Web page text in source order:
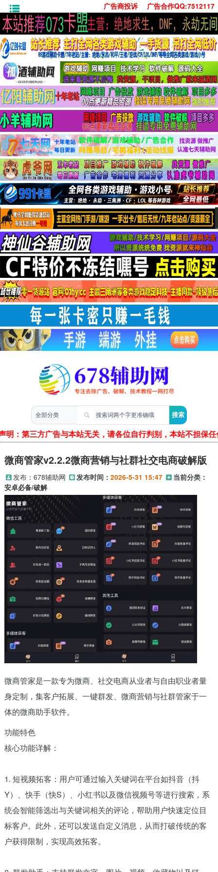
广告商投诉 广告合作QQ:7512117
首页
技术学习
安卓绿化
单机游戏
社交娱乐
系统工具
活动线报
常用办公
源码收集
值得一看
两性情感
明：第三方广告与本站无关，请各位自行判别，本站不担保
微商管家v2.2.2微商营销与社群社交电商破解版
发布： 678辅助网 发布时间： 2026-5-31 15:47
当前分类：
安卓必备/破解
微商管家是一款专为微商、社交电商从业者与自由职业者量
身定制，集客户拓展、一键群发、微商营销与社群管家于一
体的微商助手软件。
功能特色
核心功能详解：
1. 短视频拓客：用户可通过输入关键词在平台如抖音（抖
Y）、快手（快S）、小红书以及微信视频号等进行搜索，系
统会智能筛选出与关键词相关的评论，帮助用户快速定位目
标客户。此外，还可以发送自定义消息，从而打破传统的客
户获得限制，实现高效拓客。